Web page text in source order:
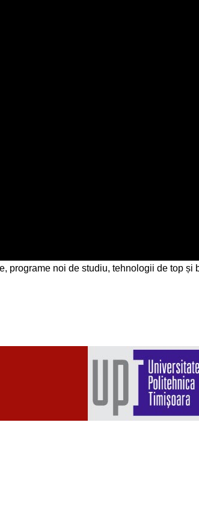
programe noi de studiu, tehnologii de top